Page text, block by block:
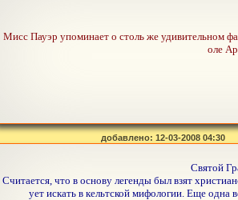
Мисс Пауэр упоминает о столь же удивительном
оле
добавлено: 12-03-2008 04:30
Святой
Считается, что в основу легенды был взят
ует искать в кельтской мифологии. Еще одна